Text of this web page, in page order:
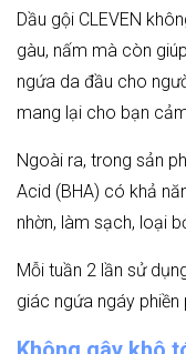
Dầu gội CLEVEN
gàu, nấm mà còn
ngứa da đầu cho
mang lại cho bạn
Ngoài ra, trong sản
Acid (BHA) có khả
nhờn, làm sạch, loại
Mỗi tuần 2 lần sử
giác ngứa ngáy